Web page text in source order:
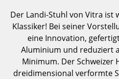
Konferenztische
Stehtische & Stehpulte
Kindertische
Gartentische
Der Landi-Stuhl von Vitra
Klassiker! Bei seiner
eine Innovation,
Aluminium und reduziert
Minimum. Der Schweizer
dreidimensional verformte